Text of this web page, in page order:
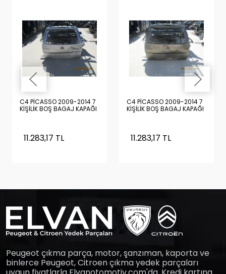
C4 PİCASSO 2009-2014 7
KİŞİLİK BOŞ BAGAJ KAPAĞI
11.283,17 TL
C4 PİCASSO 2009-2014 7
KİŞİLİK BOŞ BAGAJ KAPAĞI
11.283,17 TL
Peugeot çıkma parça, motor, şanzıman, kaporta ve
binlerce Peugeot, Citroen çıkma yedek parçaları